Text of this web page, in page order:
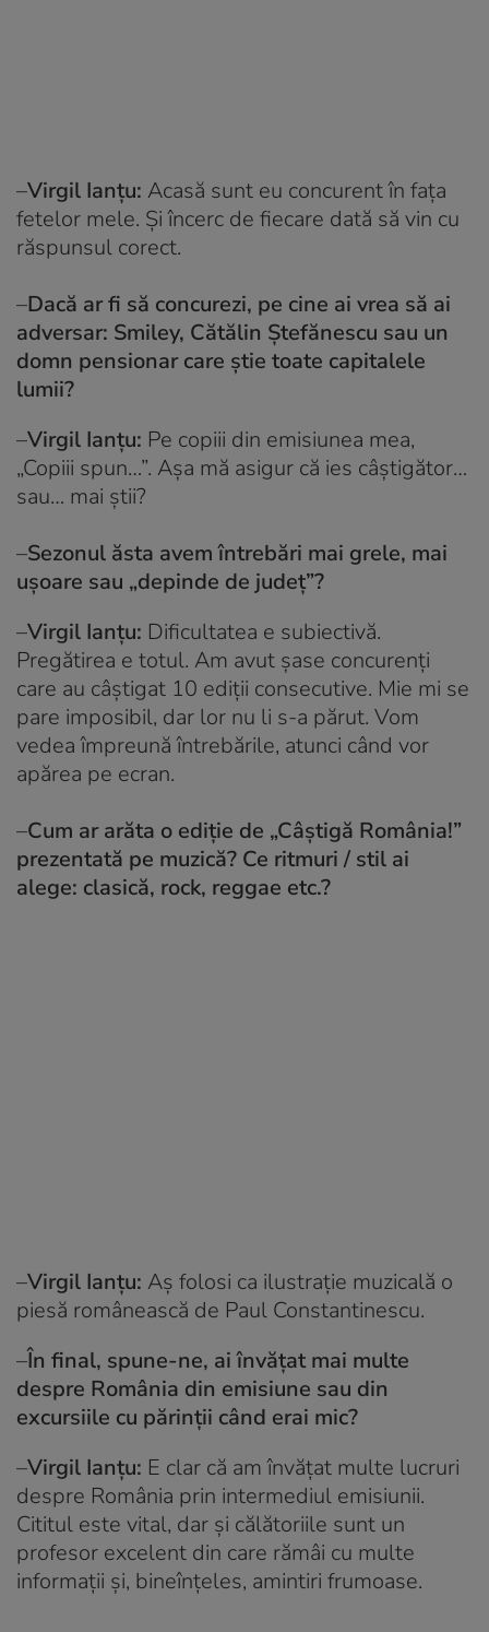
–Virgil Ianţu: Acasă sunt eu concurent în faţa
fetelor mele. Și încerc de fiecare dată să vin cu
răspunsul corect.
–Dacă ar fi să concurezi, pe cine ai vrea să ai
adversar: Smiley, Cătălin Ştefănescu sau un
domn pensionar care știe toate capitalele
lumii?
–Virgil Ianţu: Pe copiii din emisiunea mea,
„Copiii spun…”. Așa mă asigur că ies câștigător…
sau… mai știi?
–Sezonul ăsta avem întrebări mai grele, mai
ușoare sau „depinde de județ”?
–Virgil Ianţu: Dificultatea e subiectivă.
Pregătirea e totul. Am avut şase concurenți
care au câștigat 10 ediții consecutive. Mie mi se
pare imposibil, dar lor nu li s-a părut. Vom
vedea împreună întrebările, atunci când vor
apărea pe ecran.
–Cum ar arăta o ediție de „Câștigă România!”
prezentată pe muzică? Ce ritmuri / stil ai
alege: clasică, rock, reggae etc.?
–Virgil Ianţu: Aș folosi ca ilustrație muzicală o
piesă românească de Paul Constantinescu.
–În final, spune-ne, ai învățat mai multe
despre România din emisiune sau din
excursiile cu părinții când erai mic?
–Virgil Ianţu: E clar că am învățat multe lucruri
despre România prin intermediul emisiunii.
Cititul este vital, dar şi călătoriile sunt un
profesor excelent din care rămâi cu multe
informații şi, bineînțeles, amintiri frumoase.